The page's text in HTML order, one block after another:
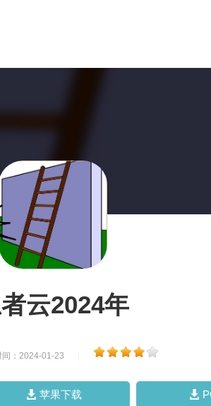
云2024年
间：2024-01-23
苹果下载